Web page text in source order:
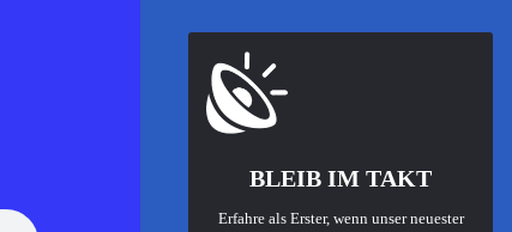
BLEIB IM TAKT
Erfahre als Erster, wenn unser neuester